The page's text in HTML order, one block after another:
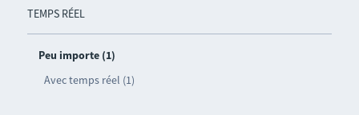
TEMPS RÉEL
Peu importe (1)
Avec temps réel (1)